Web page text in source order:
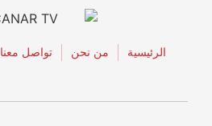
الرئيسية من نحن تواصل معنا